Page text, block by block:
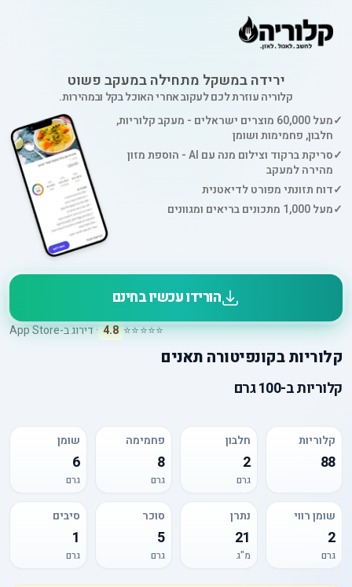
ירידה במשקל מתחילה במעקב פשוט
קלוריה עוזרת לכם לעקוב אחרי האוכל בקל ובמהירות.
✓
מעל 60,000 מוצרים ישראלים - מעקב קלוריות,
חלבון, פחמימות ושומן
✓
סריקת ברקוד וצילום מנה עם AI - הוספת מזון
מהירה למעקב
✓דוח תזונתי מפורט לדיאטנית
✓מעל 1,000 מתכונים בריאים ומגוונים
הורידו עכשיו בחינם
⭐⭐⭐⭐⭐
4.8 · דירוג ב-App Store
קלוריותבקונפיטורה תאנים
קלוריותב-100 גרם
קלוריות
88
חלבון
2
גרם
פחמימה
8
גרם
שומן
6
גרם
שומן רווי
2
גרם
נתרן
21
מ"ג
סוכר
5
גרם
סיבים
1
גרם